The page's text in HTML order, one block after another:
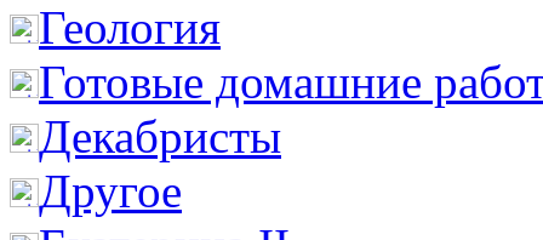
Геология
Готовые домашние
Декабристы
Другое